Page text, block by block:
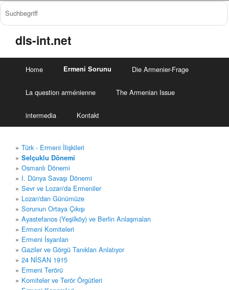
dls-int.net
Home Ermeni Sorunu Die Armenier-Frage
La question arménienne The Armenian Issue
intermedia Kontakt
Türk - Ermeni İlişkileri
Selçuklu Dönemi
Osmanlı Dönemi
I. Dünya Savaşı Dönemi
Sevr ve Lozan'da Ermeniler
Lozan'dan Günümüze
Sorunun Ortaya Çıkışı
Ayastefanos (Yeşilköy) ve Berlin Anlaşmaları
Ermeni Komiteleri
Ermeni İsyanları
Gaziler ve Görgü Tanıkları Anlatıyor
24 NİSAN 1915
Ermeni Terörü
Komiteler ve Terör Örgütleri